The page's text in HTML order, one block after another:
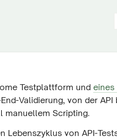
Testplattform und eines
Validierung, von der API
manuellem Scripting.
Lebenszyklus von API-